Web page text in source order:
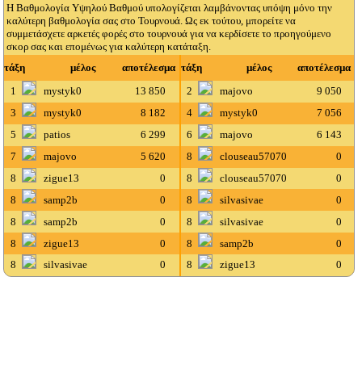
Η Βαθμολογία Υψηλού Βαθμού υπολογίζεται λαμβάνοντας υπόψη μόνο την
καλύτερη βαθμολογία σας στο Τουρνουά. Ως εκ τούτου, μπορείτε να
συμμετάσχετε αρκετές φορές στο τουρνουά για να κερδίσετε το προηγούμενο
σκορ σας και επομένως για καλύτερη κατάταξη.
τάξη
μέλος αποτέλεσμα τάξη μέλος
αποτέλεσμα
1
mystyk0 13 850 2 majovo
9 050
3
mystyk0 8 182 4 mystyk0
7 056
5
patios 6 299 6 majovo
6 143
7
majovo 5 620 8 clouseau57070
0
8
zigue13 0 8 clouseau57070
0
8
samp2b 0 8 silvasivae
0
8
samp2b 0 8 silvasivae
0
8
zigue13 0 8 samp2b
0
8
silvasivae 0 8 zigue13 0